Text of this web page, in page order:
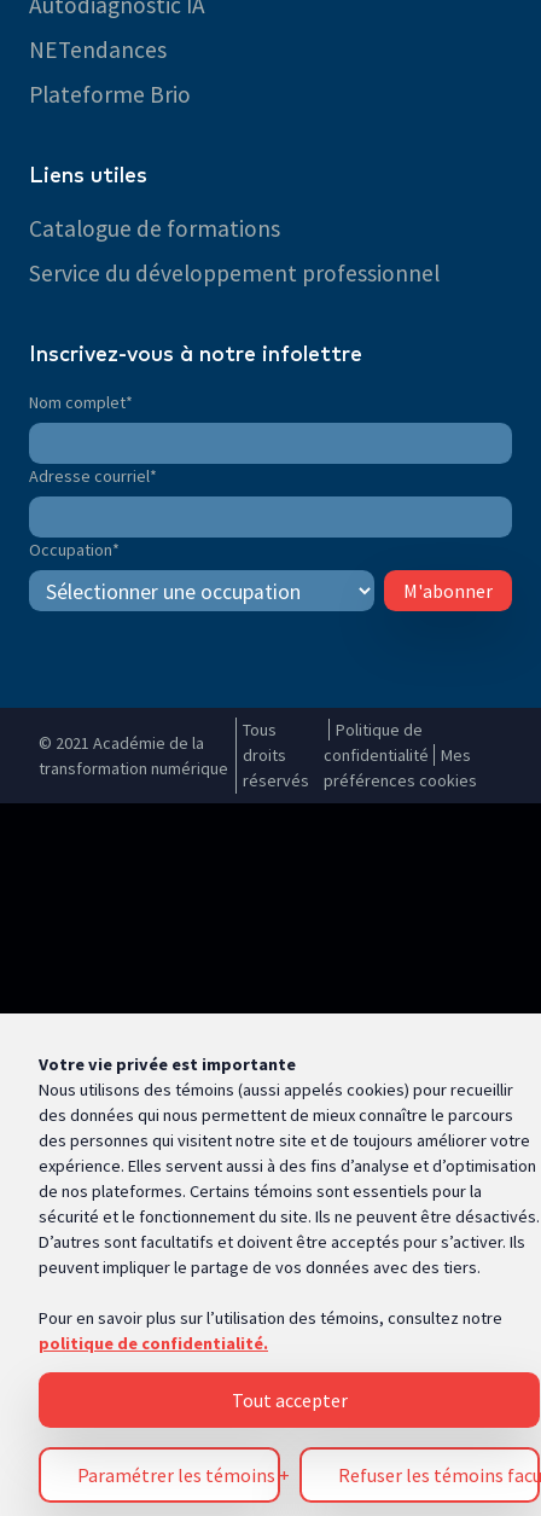
NETendances
Plateforme Brio
Inscrivez-vous à notre infolettre
Nom complet*
Adresse courriel*
Occupation*
M'abonner
Liens utiles
Catalogue de formations
Service du développement professionnel
© 2021 Académie de la
transformation numérique
Tous
droits
réservés
Politique de
confidentialité
Mes
préférences cookies
Votre vie privée est importante
Nous utilisons des témoins (aussi appelés cookies) pour recueillir
des données qui nous permettent de mieux connaître le parcours
des personnes qui visitent notre site et de toujours améliorer votre
expérience. Elles servent aussi à des fins d’analyse et d’optimisation
de nos plateformes. Certains témoins sont essentiels pour la
sécurité et le fonctionnement du site. Ils ne peuvent être désactivés.
D’autres sont facultatifs et doivent être acceptés pour s’activer. Ils
peuvent impliquer le partage de vos données avec des tiers.
Pour en savoir plus sur l’utilisation des témoins, consultez notre
politique de confidentialité.
Paramétrer les témoins + Refuser les témoins
Tout accepter